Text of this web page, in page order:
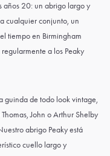
años 20: un abrigo largo y
cualquier conjunto, un
tiempo en Birmingham
a los Peaky
guinda de todo look vintage,
John o Arthur Shelby
abrigo Peaky está
cuello largo y